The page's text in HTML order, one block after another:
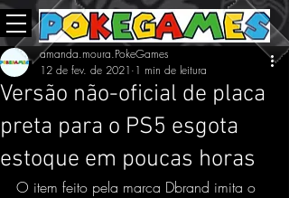
Versão não-oficial de placa
preta para o PS5 esgota
estoque em poucas horas
amanda.moura.PokeGames
12 de fev. de 2021 1 min de leitura
O item feito pela marca Dbrand imita o